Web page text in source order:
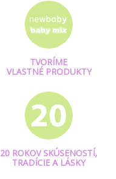
TVORÍME
VLASTNÉ PRODUKTY
20 ROKOV SKÚSENOSTÍ,
TRADÍCIE A LÁSKY